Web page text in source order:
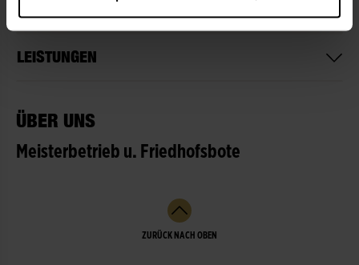
NICHT LIEFERBEREIT
LEISTUNGEN
ÜBER UNS
Meisterbetrieb u. Friedhofsbote
ZURÜCK NACH OBEN